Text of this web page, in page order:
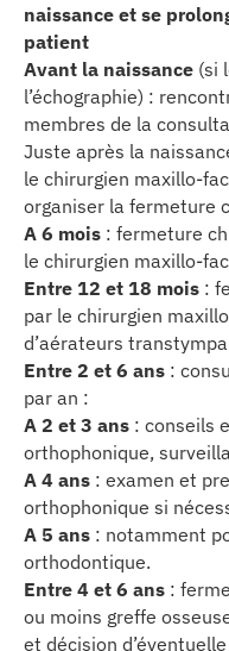
naissance et se
patient
Avant la naissance (si
l’échographie) :
membres de la
Juste après la
le chirurgien maxillo-
organiser la fermeture
A 6 mois : fermeture
le chirurgien maxillo-
Entre 12 et 18 mois :
par le chirurgien
d’aérateurs
Entre 2 et 6 ans :
par an :
A 2 et 3 ans : conseils
orthophonique,
A 4 ans : examen et
orthophonique si
A 5 ans : notamment
orthodontique.
Entre 4 et 6 ans :
ou moins greffe
et décision